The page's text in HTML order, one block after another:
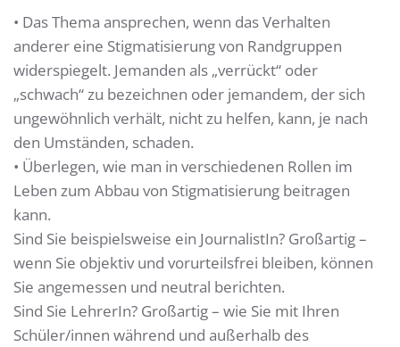
• Das Thema ansprechen, wenn das Verhalten
anderer eine Stigmatisierung von Randgruppen
widerspiegelt. Jemanden als „verrückt“ oder
„schwach“ zu bezeichnen oder jemandem, der sich
ungewöhnlich verhält, nicht zu helfen, kann, je nach
den Umständen, schaden.
• Überlegen, wie man in verschiedenen Rollen im
Leben zum Abbau von Stigmatisierung beitragen
kann.
Sind Sie beispielsweise ein JournalistIn? Großartig –
wenn Sie objektiv und vorurteilsfrei bleiben, können
Sie angemessen und neutral berichten.
Sind Sie LehrerIn? Großartig – wie Sie mit Ihren
Schüler/innen während und außerhalb des